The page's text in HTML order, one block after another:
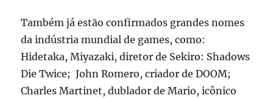
Também já estão confirmados grandes nomes
da indústria mundial de games, como:
Hidetaka, Miyazaki, diretor de Sekiro: Shadows
Die Twice; John Romero, criador de DOOM;
Charles Martinet, dublador de Mario, icônico